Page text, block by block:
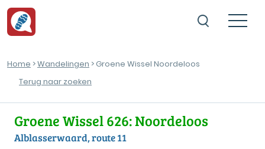
Home >Wandelingen > Groene Wissel Noordeloos
Terug naar zoeken
Groene Wissel 626: Noordeloos
Alblasserwaard, route 11